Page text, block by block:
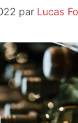
par Lucas